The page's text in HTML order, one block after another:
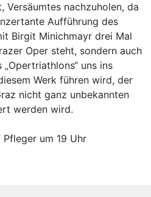
Versäumtes nachzuholen, da
Aufführung des
Birgit Minichmayr drei Mal
Oper steht, sondern auch
uns ins
Werk führen wird, der
nicht ganz unbekannten
werden wird.
Pfleger um 19 Uhr